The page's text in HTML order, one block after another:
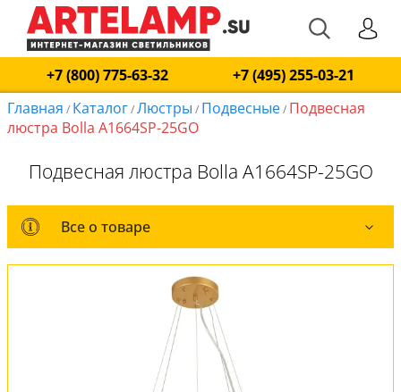
+7 (800) 775-63-32
+7 (495) 255-03-21
Главная / Каталог/Люстры / Подвесные/ Подвесная
люстра Bolla A1664SP-25GO
Подвесная люстра Bolla A1664SP-25GO
Все о товаре
Все о товаре
Комплект лампочек
Вся коллекция